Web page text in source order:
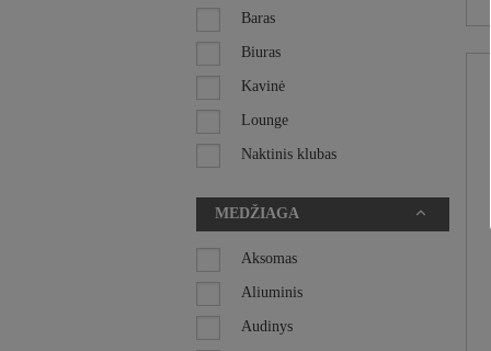
HORECA BALDŲ SISTEMOS
RENGINIŲ KĖDĖS
BIURO BALDAI
INTERJERO DETALĖS
IŠPARDAVIMAS
SKĖČIAI
Sumaunamos kėdės
Baras
Biuras
Kavinė
Lounge
Naktinis klubas
Restoranas
Viešbutis
MEDŽIAGA
Aksomas
Aliuminis
Audinys